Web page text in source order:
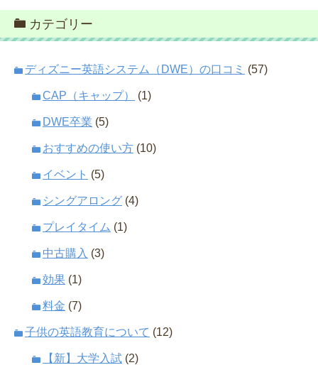
カテゴリー
ディズニー英語システム（DWE）の口コミ (57)
CAP（キャップ） (1)
DWE卒業 (5)
おすすめの使い方 (10)
イベント (5)
シングアロング (4)
プレイタイム (1)
中古購入 (3)
効果 (1)
料金 (7)
子供の英語教育について (12)
【新】大学入試 (2)